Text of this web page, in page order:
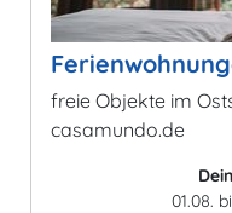
freie Objekte im
casamundo.de
01.08.